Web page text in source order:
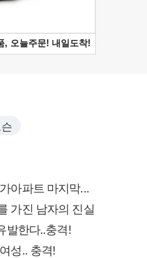
아파트 마지막...
가진 남자의 진실
발한다..충격!
성.. 충격!